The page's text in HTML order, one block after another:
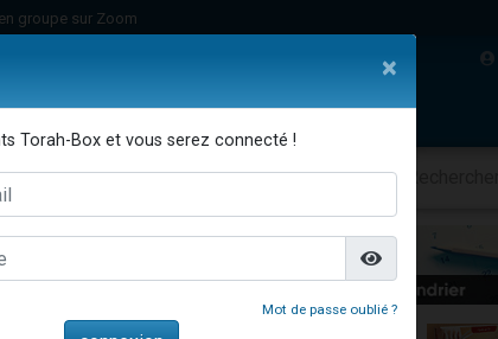
groupe sur Zoom
don pour Diane, 80 ans, dans un appartement insalubre
don pour 1 Journée de Vacances Pour les Enfants
une bénédiction
sur WhatsApp
groupe sur Zoom
Etude sur Texte Musique Paracha Divertissements
×
Torah-Box et vous serez connecté !
Mot de passe oublié ?